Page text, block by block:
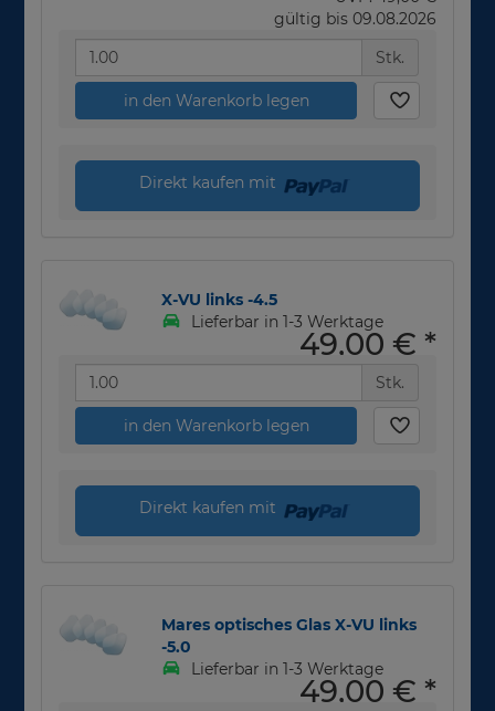
gültig bis 09.08.2026
Stk.
in den Warenkorb legen
Direkt kaufen mit
X-VU links -4.5
Lieferbar in 1-3 Werktage
49,00 € *
Stk.
in den Warenkorb legen
Direkt kaufen mit
Mares optisches Glas X-VU links
-5.0
Lieferbar in 1-3 Werktage
49,00 € *